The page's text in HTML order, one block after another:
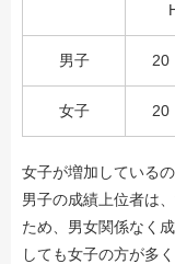
男子 20
女子 20
女子が増加している
男子の成績上位者は
ため、男女関係なく
しても女子の方が多